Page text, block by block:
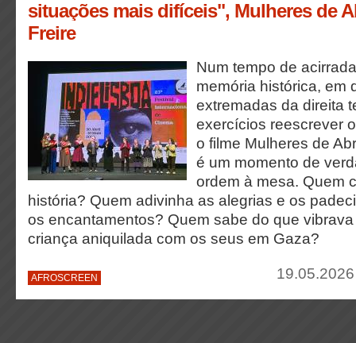
situações mais difíceis", Mulheres de
Freire
Num tempo de
memória histórica, em
extremadas da direita
exercícios reescrever
o filme Mulheres de
é um momento de
ordem à mesa. Quem
história? Quem adivinha as alegrias e os
os encantamentos? Quem sabe do que
criança aniquilada com os seus em Gaza?
AFROSCREEN